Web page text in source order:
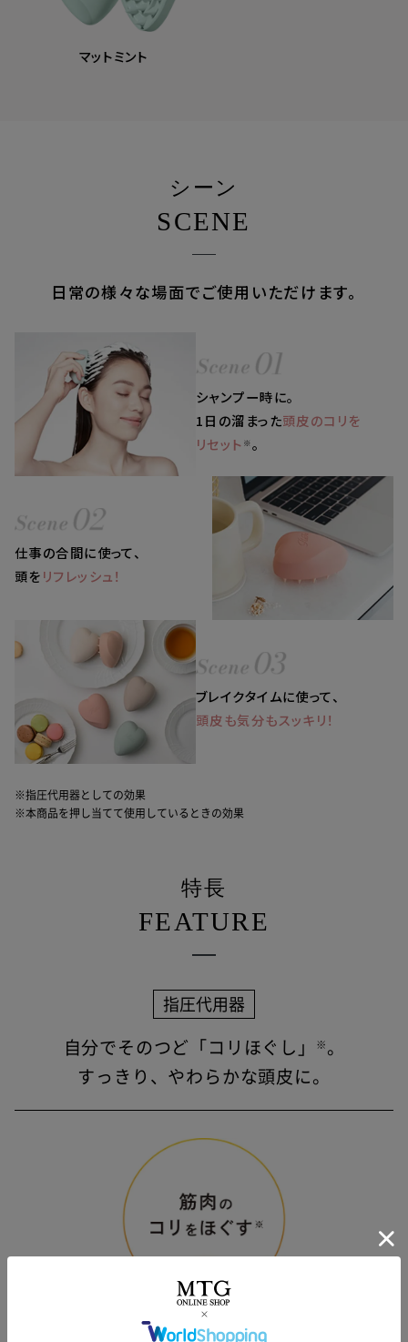
マットミント
シーン
SCENE
日常の様々な場面でご使用いただけます。
シャンプー時に。
1日の溜まった頭皮のコリを
リセット ※。
仕事の合間に使って、
頭をリフレッシュ！
ブレイクタイムに使って、
頭皮も気分もスッキリ！
※指圧代用器としての効果
※本商品を押し当てて使用しているときの効果
特長
FEATURE
指圧代用器
自分でそのつど「コリほぐし」 ※ 。
すっきり、やわらかな頭皮に。